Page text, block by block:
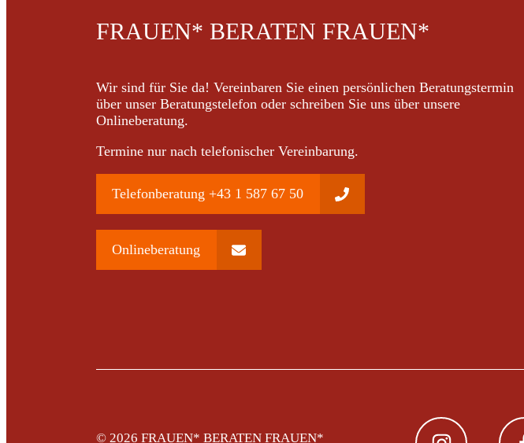
FRAUEN* BERATEN FRAUEN*
Wir sind für Sie da! Vereinbaren Sie einen persönlichen Beratungstermin
über unser Beratungstelefon oder schreiben Sie uns über unsere
Onlineberatung.
Termine nur nach telefonischer Vereinbarung.
Telefonberatung +43 1 587 67 50
Onlineberatung
© 2026 FRAUEN* BERATEN FRAUEN*